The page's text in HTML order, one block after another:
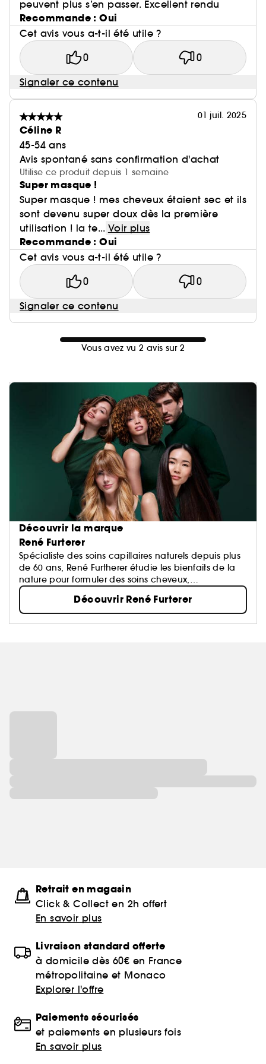
peuvent plus s’en passer. Excellent rendu
Recommande : Oui
Cet avis vous a-t-il été utile ?
0 0
Signaler ce contenu
01 juil. 2025
Céline R
45-54 ans
Avis spontané sans confirmation d'achat
Utilise ce produit depuis 1 semaine
Super masque !
Super masque ! mes cheveux étaient sec et ils
sont devenu super doux dès la première
utilisation ! la te... Voir plus
Recommande : Oui
Cet avis vous a-t-il été utile ?
0 0
Signaler ce contenu
Vous avez vu 2 avis sur 2
Découvrir la marque
René Furterer
Spécialiste des soins capillaires naturels depuis plus
de 60 ans, René Furtherer étudie les bienfaits de la
nature pour formuler des soins cheveux,
shampoings, après-shampoings et masques qui ont
pour objectif de sublimer vos cheveux.
Découvrir René Furterer
Retrait en magasin
Click & Collect en 2h offert
En savoir plus
Livraison standard offerte
à domicile dès 60€ en France
métropolitaine et Monaco
Explorer l'offre
Paiements sécurisés
et paiements en plusieurs fois
En savoir plus